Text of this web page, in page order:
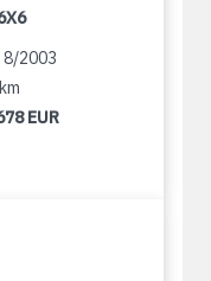
8/2003
EUR